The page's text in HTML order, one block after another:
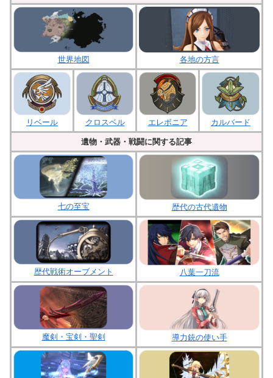
世界地図 各地の方言
リベール クロスベル エレボニア カルバード
遺物・武器・戦闘に関する記事
七の至宝 歴代の古代遺物
歴代戦術オーブメント 八葉一刀流
魔剣・宝剣・聖剣 導力銃の使い手